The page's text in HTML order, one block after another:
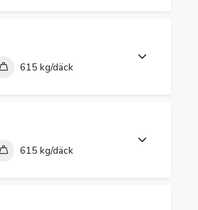
615 kg/däck
615 kg/däck